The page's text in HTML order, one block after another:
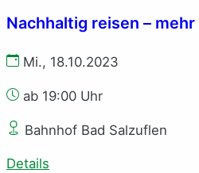
Nachhaltig reisen –
Mi., 18.10.2023
ab 19:00 Uhr
Bahnhof Bad Salzuflen
Details